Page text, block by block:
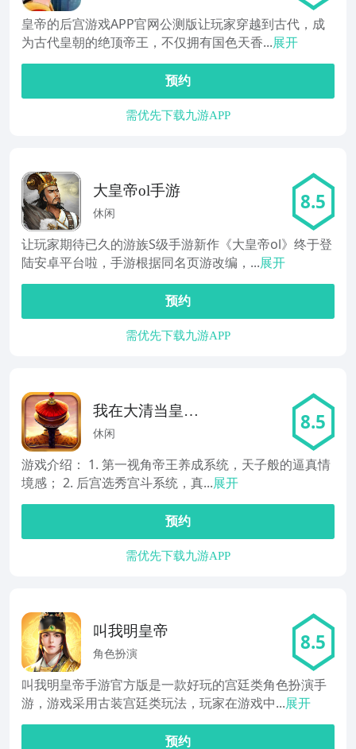
皇帝的后宫游戏APP官网公测版让玩家穿越到古代，成
为古代皇朝的绝顶帝王，不仅拥有国色天香...展开
预约
需优先下载九游APP
大皇帝ol手游
休闲 8.5
让玩家期待已久的游族S级手游新作《大皇帝ol》终于登
陆安卓平台啦，手游根据同名页游改编，...展开
预约
需优先下载九游APP
我在大清当皇帝
hd
休闲 8.5
游戏介绍： 1. 第一视角帝王养成系统，天子般的逼真情
境感； 2. 后宫选秀宫斗系统，真...展开
预约
需优先下载九游APP
叫我明皇帝
角色扮演 8.5
叫我明皇帝手游官方版是一款好玩的宫廷类角色扮演手
游，游戏采用古装宫廷类玩法，玩家在游戏中...展开
预约